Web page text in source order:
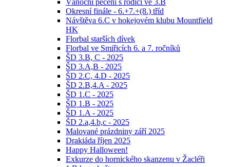
Vánoční pečení s rodiči ve 3.B
Okresní finále - 6.+7.+(8.) tříd
Návštěva 6.C v hokejovém klubu Mountfield
HK
Florbal starších dívek
Florbal ve Smiřicích 6. a 7. ročníků
ŠD 3.B, C - 2025
ŠD 3.A,B - 2025
ŠD 2.C, 4.D - 2025
ŠD 2.B,4.A - 2025
ŠD 1.C - 2025
ŠD 1.B - 2025
ŠD 1.A - 2025
ŠD 2.a,4.b,c - 2025
Malované prázdniny září 2025
Drakiáda říjen 2025
Happy Halloween!
Exkurze do hornického skanzenu v Žacléři